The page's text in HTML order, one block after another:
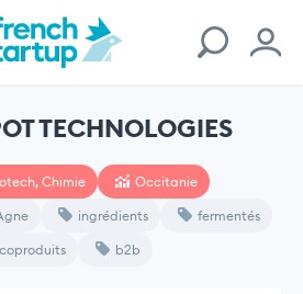
TECHNOLOGIES
Chimie Occitanie
ingrédients fermentés
coproduits b2b